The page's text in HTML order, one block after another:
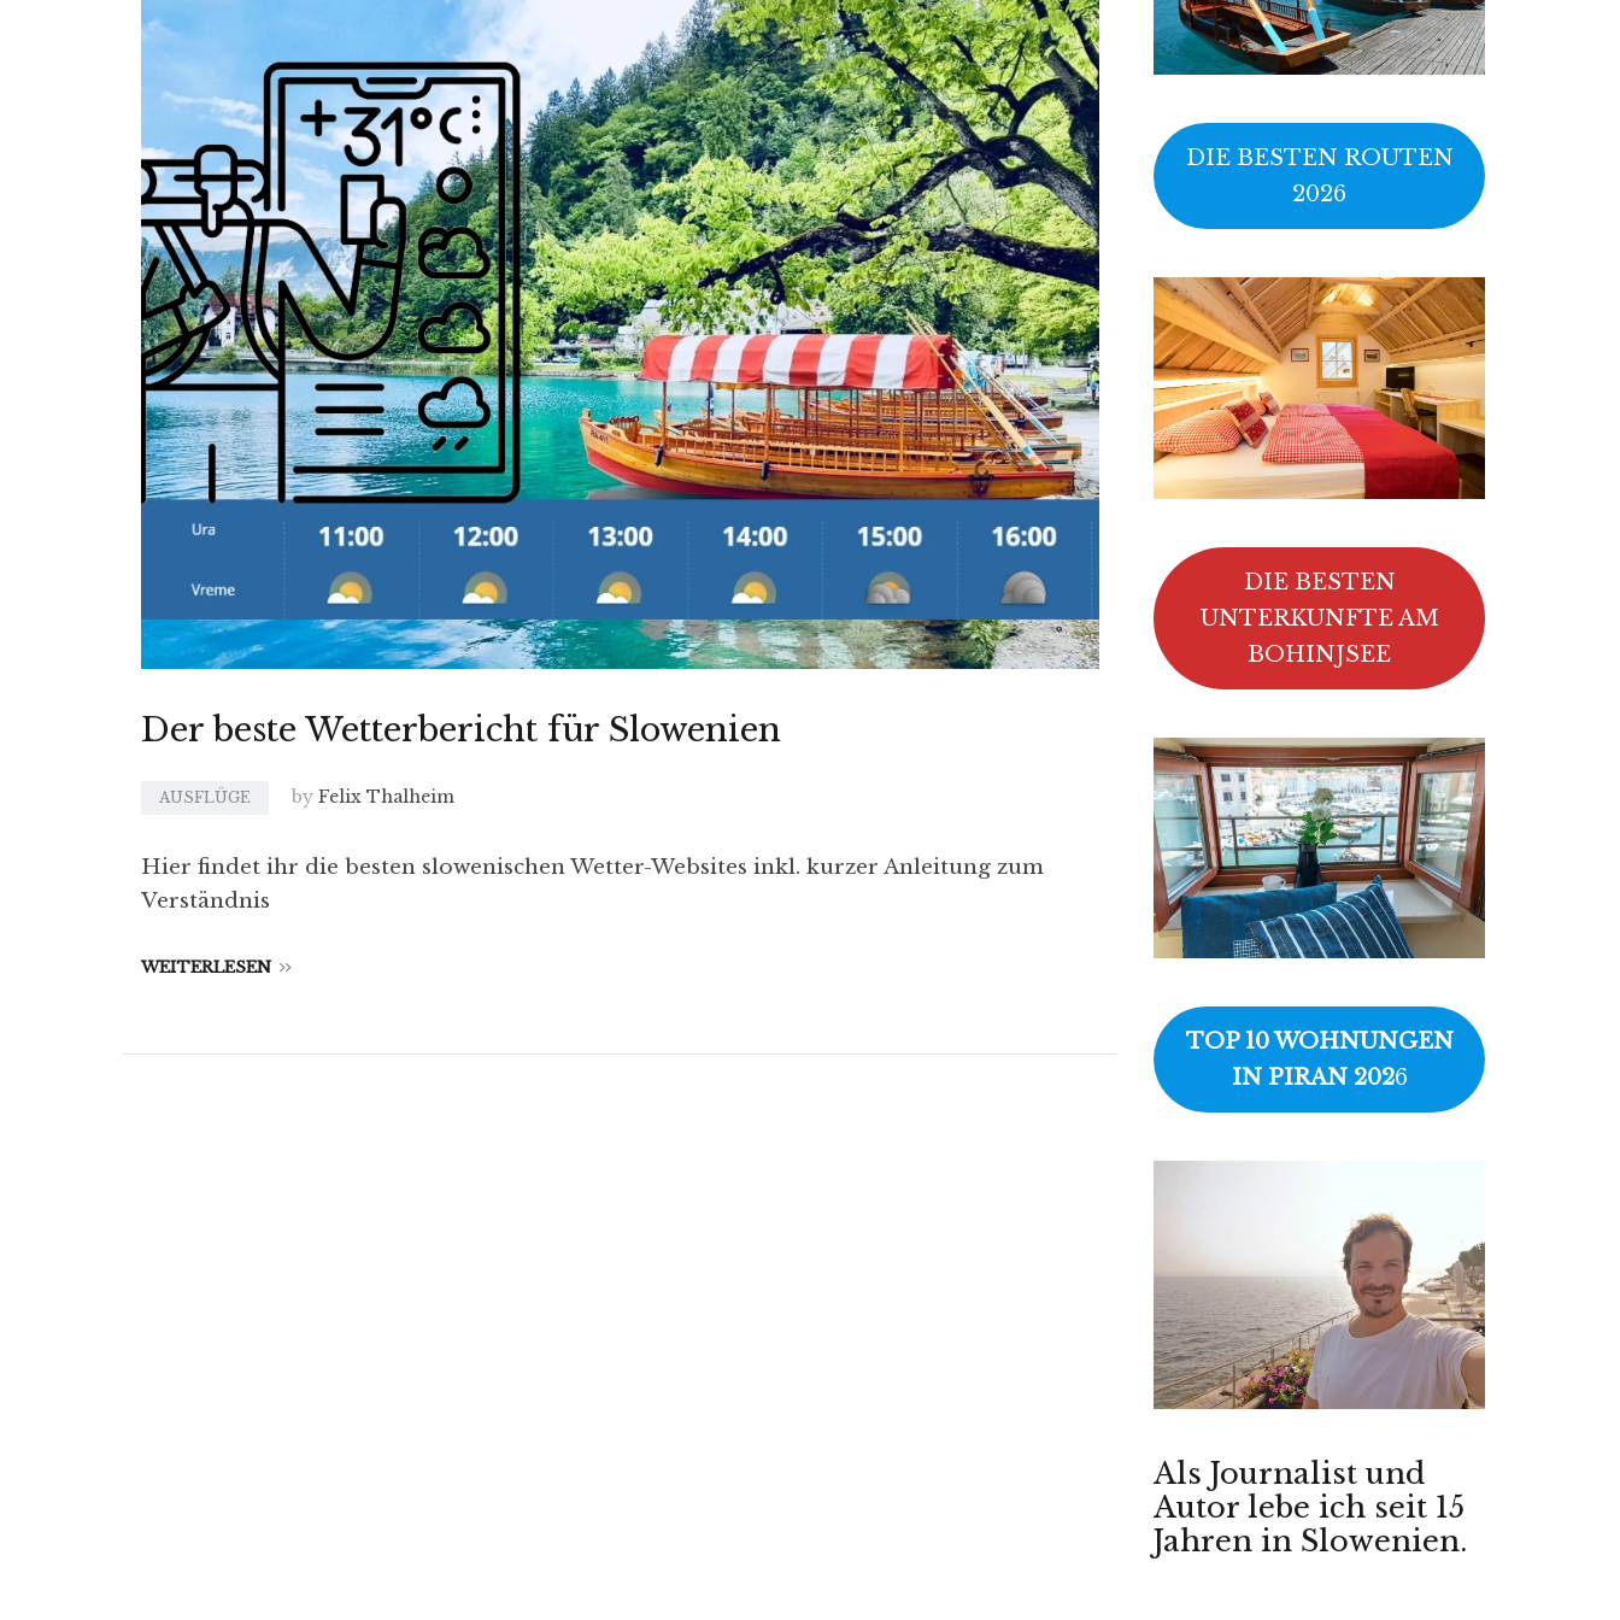
Der beste Wetterbericht für Slowenien
AUSFLÜGE by Felix Thalheim
Hier findet ihr die besten slowenischen Wetter-Websites inkl. kurzer Anleitung zum
Verständnis
WEITERLESEN
DIE BESTEN ROUTEN
2026
DIE BESTEN
UNTERKUNFTE AM
BOHINJSEE
TOP 10 WOHNUNGEN
IN PIRAN 2026
Als Journalist und
Autor lebe ich seit 15
Jahren in Slowenien.